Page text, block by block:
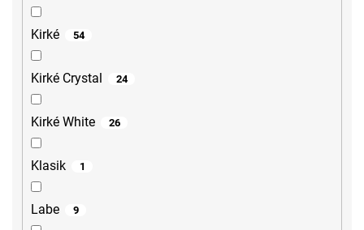
Kirké 54
Kirké Crystal 24
Kirké White 26
Klasik 1
Labe 9